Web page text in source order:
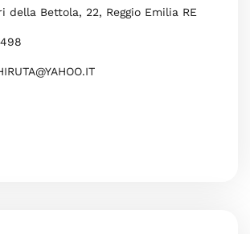
della Bettola, 22, Reggio Emilia RE